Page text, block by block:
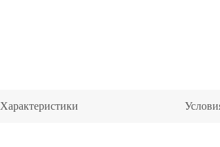
Характеристики